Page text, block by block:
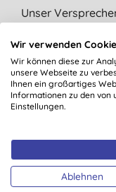
Unser
Unabhängige
Kontaktiere uns
Affiliate
Kategorie
Marken
Neue Produkte
Wir verwenden
Wir können diese zur
unsere Webseite zu
Ihnen ein großartiges
Informationen zu den von
Einstellungen.
Ablehnen